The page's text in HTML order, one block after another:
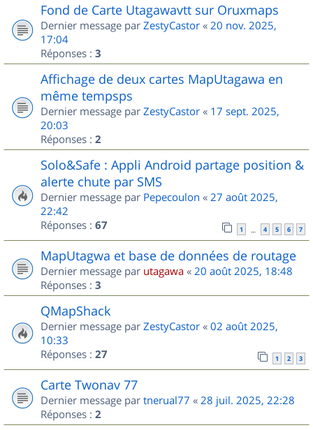
Fond de Carte Utagawavtt sur Oruxmaps
Dernier message par ZestyCastor « 20 nov. 2025,
17:04
Réponses : 3
Affichage de deux cartes MapUtagawa en
même tempsps
Dernier message par ZestyCastor « 17 sept. 2025,
20:03
Réponses : 2
Solo&Safe : Appli Android partage position &
alerte chute par SMS
Dernier message par Pepecoulon « 27 août 2025,
22:42
Réponses : 67 1 … 4 5 6 7
MapUtagwa et base de données de routage
Dernier message par utagawa « 20 août 2025, 18:48
Réponses : 3
QMapShack
Dernier message par ZestyCastor « 02 août 2025,
10:33
Réponses : 27 1 2 3
Carte Twonav 77
Dernier message par tnerual77 « 28 juil. 2025, 22:28
Réponses : 2